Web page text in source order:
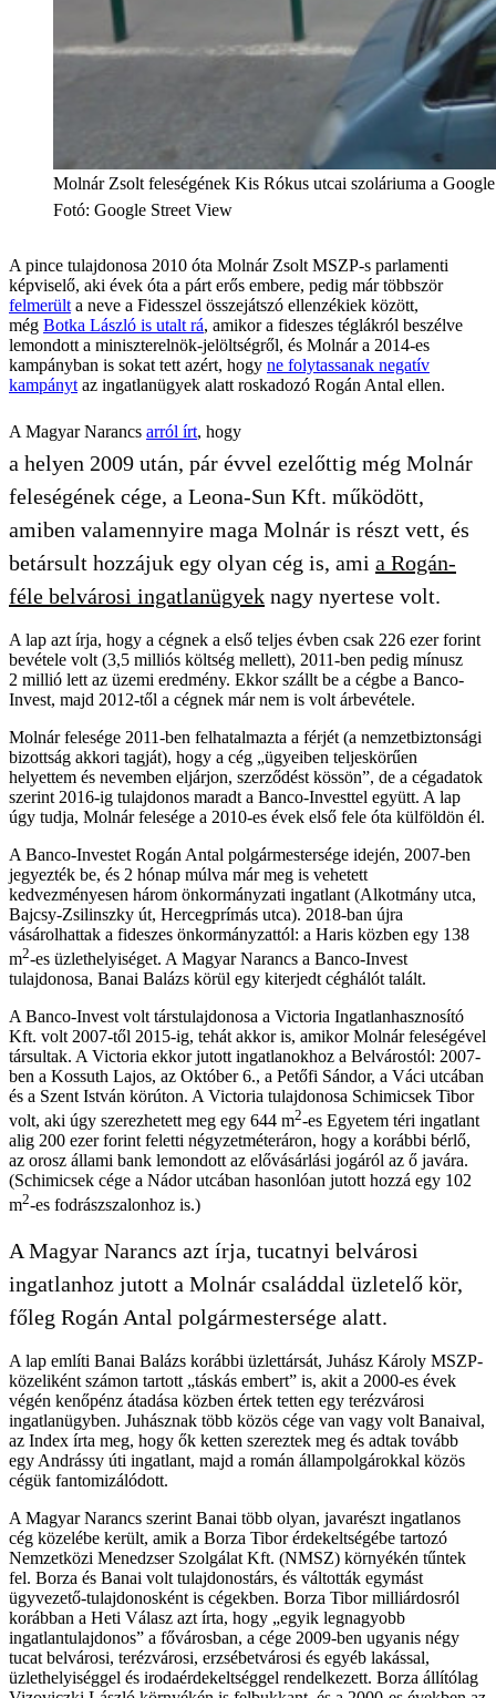
Molnár Zsolt feleségének Kis Rókus utcai szoláriuma a
Fotó: Google Street View
A pince tulajdonosa 2010 óta Molnár Zsolt MSZP-s parlamenti
képviselő, aki évek óta a párt erős embere, pedig már többször
felmerült a neve a Fidesszel összejátszó ellenzékiek között,
még Botka László is utalt rá, amikor a fideszes téglákról beszélve
lemondott a miniszterelnök-jelöltségről, és Molnár a 2014-es
kampányban is sokat tett azért, hogy ne folytassanak negatív
kampányt az ingatlanügyek alatt roskadozó Rogán Antal ellen.
A Magyar Narancs arról írt, hogy
a helyen 2009 után, pár évvel ezelőttig még Molnár
feleségének cége, a Leona-Sun Kft. működött,
amiben valamennyire maga Molnár is részt vett, és
betársult hozzájuk egy olyan cég is, ami a Rogán-
féle belvárosi ingatlanügyek nagy nyertese volt.
A lap azt írja, hogy a cégnek a első teljes évben csak 226 ezer forint
bevétele volt (3,5 milliós költség mellett), 2011-ben pedig mínusz
2 millió lett az üzemi eredmény. Ekkor szállt be a cégbe a Banco-
Invest, majd 2012-től a cégnek már nem is volt árbevétele.
Molnár felesége 2011-ben felhatalmazta a férjét (a nemzetbiztonsági
bizottság akkori tagját), hogy a cég „ügyeiben teljeskörűen
helyettem és nevemben eljárjon, szerződést kössön”, de a cégadatok
szerint 2016-ig tulajdonos maradt a Banco-Investtel együtt. A lap
úgy tudja, Molnár felesége a 2010-es évek első fele óta külföldön él.
A Banco-Investet Rogán Antal polgármestersége idején, 2007-ben
jegyezték be, és 2 hónap múlva már meg is vehetett
kedvezményesen három önkormányzati ingatlant (Alkotmány utca,
Bajcsy-Zsilinszky út, Hercegprímás utca). 2018-ban újra
vásárolhattak a fideszes önkormányzattól: a Haris közben egy 138
m2-es üzlethelyiséget. A Magyar Narancs a Banco-Invest
tulajdonosa, Banai Balázs körül egy kiterjedt céghálót talált.
A Banco-Invest volt társtulajdonosa a Victoria Ingatlanhasznosító
Kft. volt 2007-től 2015-ig, tehát akkor is, amikor Molnár feleségével
társultak. A Victoria ekkor jutott ingatlanokhoz a Belvárostól: 2007-
ben a Kossuth Lajos, az Október 6., a Petőfi Sándor, a Váci utcában
és a Szent István körúton. A Victoria tulajdonosa Schimicsek Tibor
volt, aki úgy szerezhetett meg egy 644 m2-es Egyetem téri ingatlant
alig 200 ezer forint feletti négyzetméteráron, hogy a korábbi bérlő,
az orosz állami bank lemondott az elővásárlási jogáról az ő javára.
(Schimicsek cége a Nádor utcában hasonlóan jutott hozzá egy 102
m2-es fodrászszalonhoz is.)
A Magyar Narancs azt írja, tucatnyi belvárosi
ingatlanhoz jutott a Molnár családdal üzletelő kör,
főleg Rogán Antal polgármestersége alatt.
A lap említi Banai Balázs korábbi üzlettársát, Juhász Károly MSZP-
közeliként számon tartott „táskás embert” is, akit a 2000-es évek
végén kenőpénz átadása közben értek tetten egy terézvárosi
ingatlanügyben. Juhásznak több közös cége van vagy volt Banaival,
az Index írta meg, hogy ők ketten szereztek meg és adtak tovább
egy Andrássy úti ingatlant, majd a román állampolgárokkal közös
cégük fantomizálódott.
A Magyar Narancs szerint Banai több olyan, javarészt ingatlanos
cég közelébe került, amik a Borza Tibor érdekeltségébe tartozó
Nemzetközi Menedzser Szolgálat Kft. (NMSZ) környékén tűntek
fel. Borza és Banai volt tulajdonostárs, és váltották egymást
ügyvezető-tulajdonosként is cégekben. Borza Tibor milliárdosról
korábban a Heti Válasz azt írta, hogy „egyik legnagyobb
ingatlantulajdonos” a fővárosban, a cége 2009-ben ugyanis négy
tucat belvárosi, terézvárosi, erzsébetvárosi és egyéb lakással,
üzlethelyiséggel és irodaérdekeltséggel rendelkezett. Borza állítólag